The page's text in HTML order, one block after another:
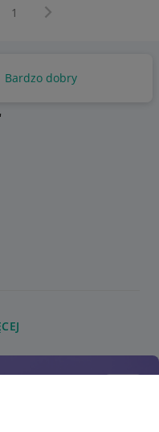
1 Następna strona
Bardzo dobry